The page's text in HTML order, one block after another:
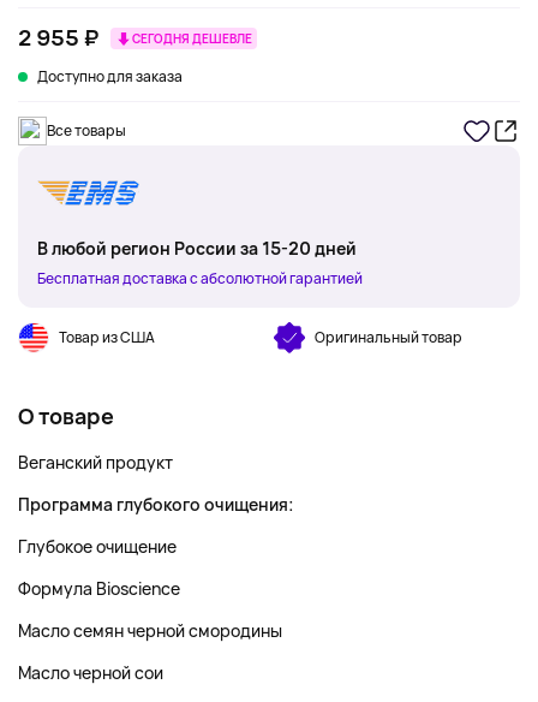
2 955 ₽ СЕГОДНЯ ДЕШЕВЛЕ
Доступно для заказа
Все товары
В любой регион России за 15-20 дней
Бесплатная доставка с абсолютной гарантией
Товар из США Оригинальный товар
О товаре
Веганский продукт
Программа глубокого очищения:
Глубокое очищение
Формула Bioscience
Масло семян черной смородины
Масло черной сои